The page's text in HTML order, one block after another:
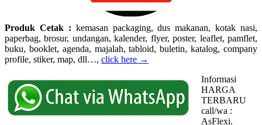
Produk Cetak : kemasan packaging, dus makanan, kotak nasi,
paperbag, brosur, undangan, kalender, flyer, poster, leaflet, pamflet,
buku, booklet, agenda, majalah, tabloid, buletin, katalog, company
profile, stiker, map, dll…, click here →
Informasi
HARGA
TERBARU
call/wa :
AsFlexi.